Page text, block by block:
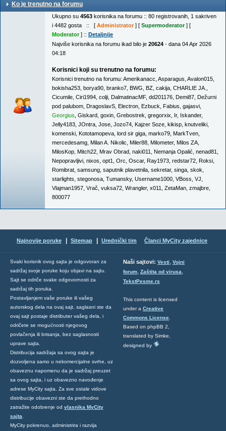
Ko je trenutno na forumu
Ukupno su 4563 korisnika na forumu :: 80 registrovanih, 1 sakriven
i 4482 gosta :: [ Administrator] [ Supermoderator] [
Moderator] :: Detaljnije
Najviše korisnika na forumu ikad bilo je 20624 - dana 04 Apr 2026
04:18
Korisnici koji su trenutno na forumu:
Korisnici trenutno na forumu: Amerikanacc Asparagus Avalon015
bokisha253 borya90 branko7 BWG BZ cakija CHARLIE JA.
Cicumile Ciri1994 colji DalmatinacMF, dd201176 Demi87 Dežurni
pod palubom DragoslavS Electron Ezbuck Fabius gajasvi
Georgius Giskard goxin Grebostrek gregorxix Ir, Iskander,
Jelly4183 JOntra Jose Jozo74 Kajzer Soze kikisp knutveliki
komenski Kototamopeva lord sir giga marko79 MarkTven
mercedesamg Milan A. Nikolic Miler88 Milometer, Milos ZA
MilosKop Mitch22 Mrav Obrad naki011 Nemanja Opalić nenad81
Nepopravljivi nixos opt1 Orc Oscar, Ray1973 redstar72 Roksi
Romibrat samsung saputnik plavetnila sekretar, singa skok
starlights stegonosa Tumansky, Username1000 VBoss VJ
Vlajman1957 Vrač vuksa72 Wrangler, x011 ZetaMan zmajbre
800077
Najnovije poruke Sitemap Urednički tim Članci MyCity zajednice
Svaki korisnik ovog sajta je odgovoran za
sadržaj svoje poruke koju objavi na sajtu.
Sajt se odriče svake odgovornosti za
sadržaj tih poruka.
Postavljanjem vaše poruke ili vašeg
autorskog dela na ovaj sajt, saglasni ste da
ovaj sajt postaje distributer vašeg dela, i
odričete se mogućnosti njegovog
povlačenja ili brisanja, bez saglasnosti
uprave sajta.
Distribucija sadržaja sa ovog sajta je
dozvoljena samo u nekomercijalne svrhe, uz
obaveznu napomenu da je sadržaj preuzet
sa ovog sajta, i uz obavezno navođenje
adrese MyCity sajta. Za sve ostale vidove
distribucije obavezni ste da prethodno
zatražite odobrenje od vlasnika MyCity
sajta
MyCity pokrenuo, administrira i razvija
Naši sajtovi: Vesti, Vojni
forum, Zaštita od virusa,
TekstPesme.rs
This content is licensed
under a Creative
Commons License
Based on phpBB 2,
translated by Simke,
designed by